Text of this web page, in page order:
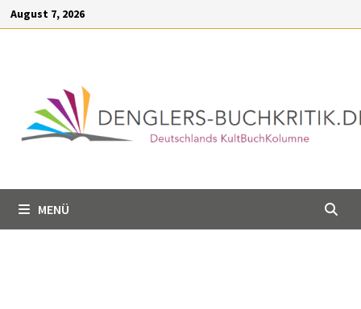
springen
August 7, 2026
MENÜ